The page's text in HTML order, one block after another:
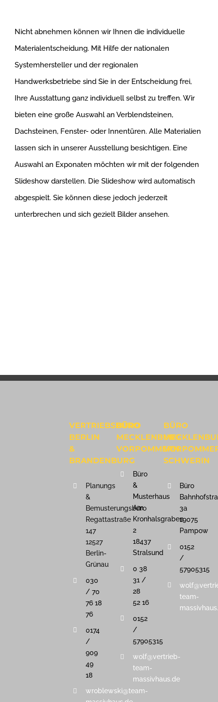
Nicht abnehmen können wir Ihnen die individuelle
Materialentscheidung. Mit Hilfe der nationalen
Systemhersteller und der regionalen
Handwerksbetriebe sind Sie in der Entscheidung frei,
Ihre Ausstattung ganz individuell selbst zu treffen. Wir
bieten eine große Auswahl an Verblendsteinen,
Dachsteinen, Fenster- oder Innentüren. Alle Materialien
lassen sich in unserer Ausstellung besichtigen. Eine
Auswahl an Exponaten möchten wir mit der folgenden
Slideshow darstellen. Die Slideshow wird automatisch
abgespielt. Sie können diese jedoch jederzeit
unterbrechen und sich gezielt Bilder ansehen.
VERTRIEBSBÜRO
BERLIN
&
BRANDENBURG
Planungs
&
Bemusterungsbüro
Regattastraße
147
12527
Berlin-
Grünau
030
/ 70
76 18
76
0174
/
909
49
18
wroblewski@team-
BÜRO
MECKLENBURG
VORPOMMERN
Büro
&
Musterhaus
Am
Kronhalsgraben
2
18437
Stralsund
0 38
31 /
28
52 16
0152
/
57905315
wolf@vertrieb-
team-
massivhaus.de
BÜRO
SCHWERIN
Büro
3a
19075
Pampow
0152
/
57905315
team-